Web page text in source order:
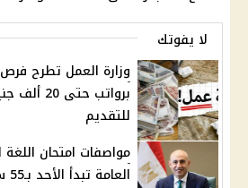
لا يفوتك
وزارة العمل تطرح
برواتب
للتقديم
العامة تبدأ الأحد بـ55 سؤالًا والدرجة من 80